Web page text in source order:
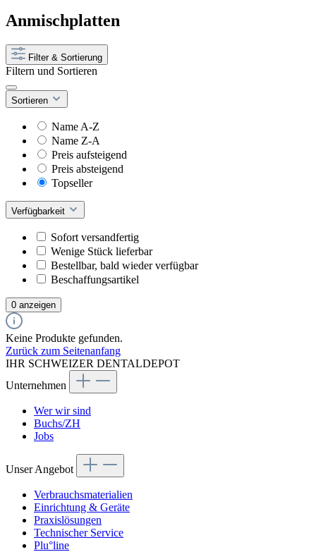
Anmischplatten
Filter & Sortierung
Filtern und Sortieren
Sortieren
Name A-Z
Name Z-A
Preis aufsteigend
Preis absteigend
Topseller
Verfügbarkeit
Sofort versandfertig
Wenige Stück lieferbar
Bestellbar, bald wieder verfügbar
Beschaffungsartikel
0 anzeigen
Keine Produkte gefunden.
Zurück zum Seitenanfang
IHR SCHWEIZER DENTALDEPOT
Unternehmen
Wer wir sind
Buchs/ZH
Jobs
Unser Angebot
Verbrauchsmaterialien
Einrichtung & Geräte
Praxislösungen
Technischer Service
Plu°line